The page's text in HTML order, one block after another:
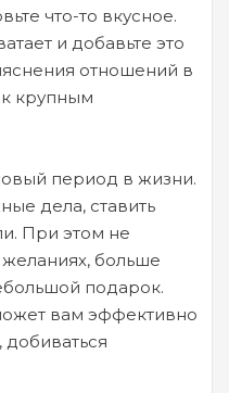
что-то вкусное.
и добавьте это
отношений в
к крупным
период в жизни.
дела, ставить
При этом не
больше
подарок.
вам эффективно